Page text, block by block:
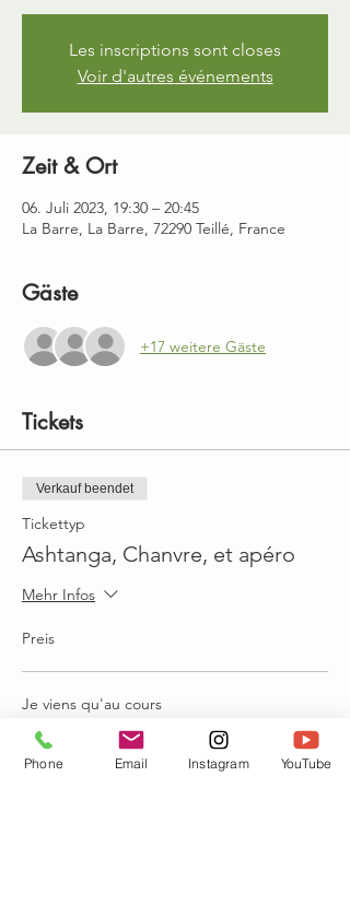
Les inscriptions sont closes
Voir d'autres événements
Zeit & Ort
06. Juli 2023, 19:30 – 20:45
La Barre, La Barre, 72290 Teillé, France
Gäste
+17 weitere Gäste
Tickets
Verkauf beendet
Tickettyp
Ashtanga, Chanvre, et apéro
Mehr Infos
Preis
Je viens qu'au cours
10,00 €
Phone Email Instagram YouTube